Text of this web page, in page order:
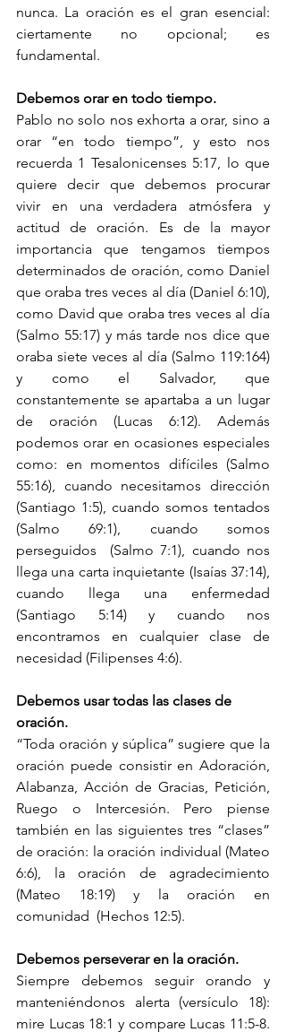
nunca. La oración es el gran esencial:
ciertamente no opcional; es
fundamental.
Debemos orar en todo tiempo.
Pablo no solo nos exhorta a orar, sino a
orar “en todo tiempo”, y esto nos
recuerda 1 Tesalonicenses 5:17, lo que
quiere decir que debemos procurar
vivir en una verdadera atmósfera y
actitud de oración. Es de la mayor
importancia que tengamos tiempos
determinados de oración, como Daniel
que oraba tres veces al día (Daniel 6:10),
como David que oraba tres veces al día
(Salmo 55:17) y más tarde nos dice que
oraba siete veces al día (Salmo 119:164)
y como el Salvador, que
constantemente se apartaba a un lugar
de oración (Lucas 6:12). Además
podemos orar en ocasiones especiales
como: en momentos difíciles (Salmo
55:16), cuando necesitamos dirección
(Santiago 1:5), cuando somos tentados
(Salmo 69:1), cuando somos
perseguidos  (Salmo 7:1), cuando nos
llega una carta inquietante (Isaías 37:14),
cuando llega una enfermedad
(Santiago 5:14) y cuando nos
encontramos en cualquier clase de
necesidad (Filipenses 4:6).
Debemos usar todas las clases de
oración.
“Toda oración y súplica” sugiere que la
oración puede consistir en Adoración,
Alabanza, Acción de Gracias, Petición,
Ruego o Intercesión. Pero piense
también en las siguientes tres “clases”
de oración: la oración individual (Mateo
6:6), la oración de agradecimiento
(Mateo 18:19) y la oración en
comunidad  (Hechos 12:5).
Debemos perseverar en la oración.
Siempre debemos seguir orando y
manteniéndonos alerta (versículo 18):
mire Lucas 18:1 y compare Lucas 11:5-8.